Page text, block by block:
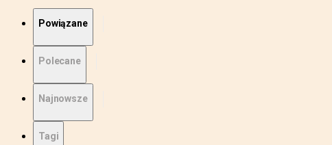
Powiązane
Polecane
Najnowsze
Tagi